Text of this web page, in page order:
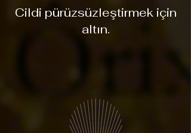
Cildi pürüzsüzleştirmek için
altın.